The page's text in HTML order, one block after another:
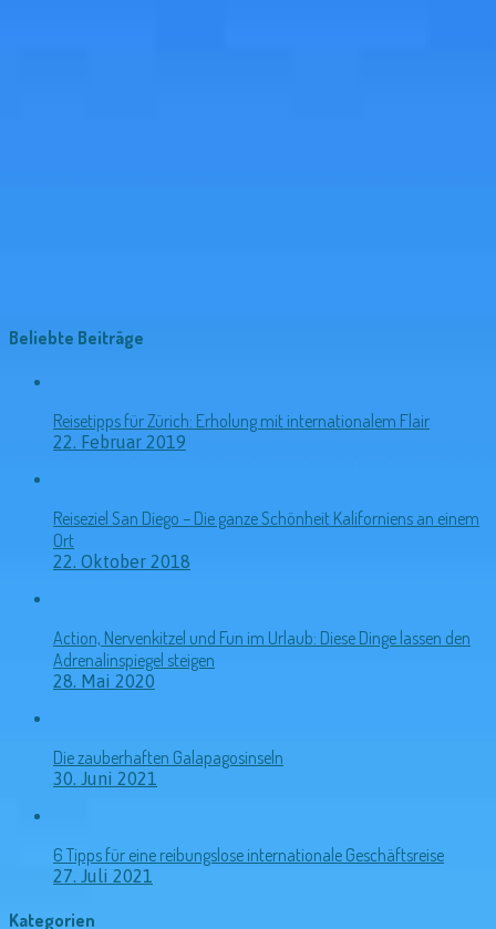
Beliebte Beiträge
Reisetipps für Zürich: Erholung mit internationalem Flair
22. Februar 2019
Reiseziel San Diego – Die ganze Schönheit Kaliforniens an einem
Ort
22. Oktober 2018
Action, Nervenkitzel und Fun im Urlaub: Diese Dinge lassen den
Adrenalinspiegel steigen
28. Mai 2020
Die zauberhaften Galapagosinseln
30. Juni 2021
6 Tipps für eine reibungslose internationale Geschäftsreise
27. Juli 2021
Kategorien